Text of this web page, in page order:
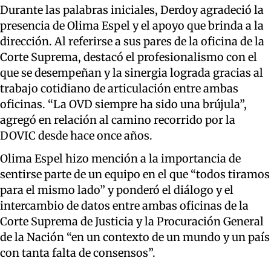
Durante las palabras iniciales, Derdoy agradeció la
presencia de Olima Espel y el apoyo que brinda a la
dirección. Al referirse a sus pares de la oficina de la
Corte Suprema, destacó el profesionalismo con el
que se desempeñan y la sinergia lograda gracias al
trabajo cotidiano de articulación entre ambas
oficinas. “La OVD siempre ha sido una brújula”,
agregó en relación al camino recorrido por la
DOVIC desde hace once años.
Olima Espel hizo mención a la importancia de
sentirse parte de un equipo en el que “todos tiramos
para el mismo lado” y ponderó el diálogo y el
intercambio de datos entre ambas oficinas de la
Corte Suprema de Justicia y la Procuración General
de la Nación “en un contexto de un mundo y un país
con tanta falta de consensos”.